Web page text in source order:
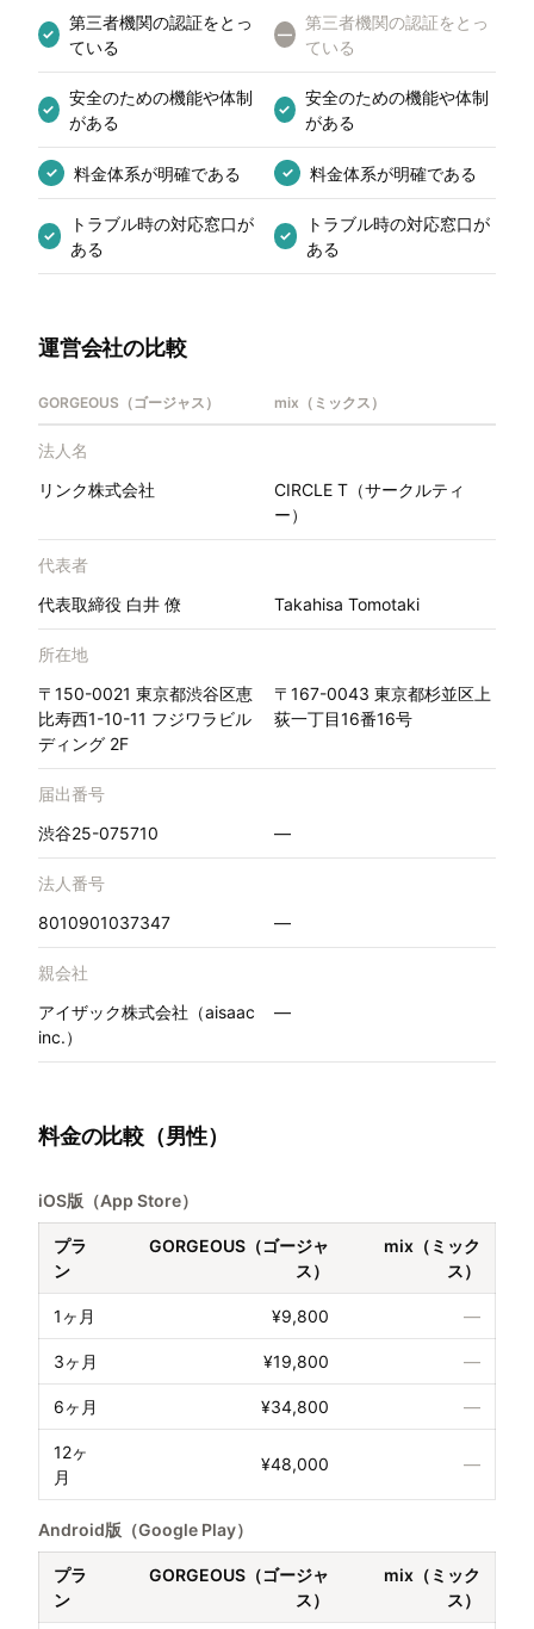
✓
第三者機関の認証をとっ
ている
—
第三者機関の認証をとっ
ている
✓
安全のための機能や体制
がある
✓
安全のための機能や体制
がある
✓ 料金体系が明確である ✓ 料金体系が明確である
✓
トラブル時の対応窓口が
ある
✓
トラブル時の対応窓口が
ある
運営会社の比較
GORGEOUS（ゴージャス） mix（ミックス）
法人名
リンク株式会社
CIRCLE T（サークルティ
ー）
代表者
代表取締役 白井 僚
Takahisa Tomotaki
所在地
〒150-0021 東京都渋谷区恵
比寿西1-10-11 フジワラビル
ディング 2F
〒167-0043 東京都杉並区上
荻一丁目16番16号
届出番号
渋谷25-075710
—
法人番号
8010901037347
—
親会社
アイザック株式会社（aisaac
inc.）
—
料金の比較（男性）
iOS版（App Store）
プラ
ン
GORGEOUS（ゴージャ
ス）
mix（ミック
ス）
1ヶ月 ¥9,800 —
3ヶ月 ¥19,800 —
6ヶ月 ¥34,800 —
12ヶ
月
¥48,000 —
Android版（Google Play）
プラ
ン
GORGEOUS（ゴージャ
ス）
mix（ミック
ス）